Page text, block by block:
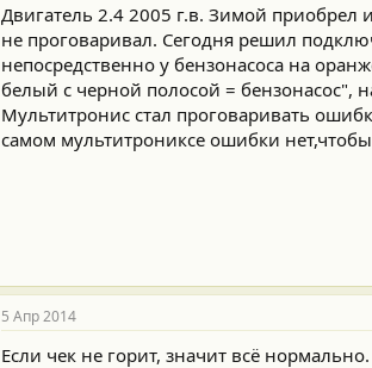
Двигатель 2.4 2005 г.в. Зимой приобрел
не проговаривал. Сегодня решил
непосредственно у бензонасоса на
белый с черной полосой = бензонасос",
Мультитронис стал проговаривать
самом мультитрониксе ошибки нет,чтобы
5 Апр 2014
Если чек не горит, значит всё нормально.